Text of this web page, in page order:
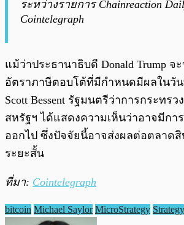
ระหว่างรายการ Chainreaction
Cointelegraph
แม้ว่าประธานาธิบดี Donald Trump จ
อัตราภาษีตอบโต้ที่มีกำหนดมีผลในวั
Scott Bessent รัฐมนตรีว่าการกระทรว
สหรัฐฯ ได้แสดงความเห็นว่าอาจมีกา
ออกไป ซึ่งปัจจัยนี้อาจส่งผลต่อตลาดสิ
ระยะสั้น
ที่มา: Cointelegraph
bitcoin Michael Saylor MicroStrategy Strategy